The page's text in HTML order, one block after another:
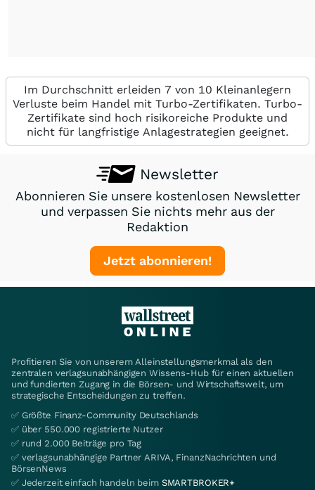
Im Durchschnitt erleiden 7 von 10 Kleinanlegern
Verluste beim Handel mit Turbo-Zertifikaten. Turbo-
Zertifikate sind hoch risikoreiche Produkte und
nicht für langfristige Anlagestrategien geeignet.
Newsletter
Abonnieren Sie unsere kostenlosen Newsletter
und verpassen Sie nichts mehr aus der
Redaktion
Jetzt abonnieren!
Profitieren Sie von unserem Alleinstellungsmerkmal als den
zentralen verlagsunabhängigen Wissens-Hub für einen aktuellen
und fundierten Zugang in die Börsen- und Wirtschaftswelt, um
strategische Entscheidungen zu treffen.
✅ Größte Finanz-Community Deutschlands
✅ über 550.000 registrierte Nutzer
✅ rund 2.000 Beiträge pro Tag
✅ verlagsunabhängige Partner ARIVA, FinanzNachrichten und
BörsenNews
✅ Jederzeit einfach handeln beim SMARTBROKER+